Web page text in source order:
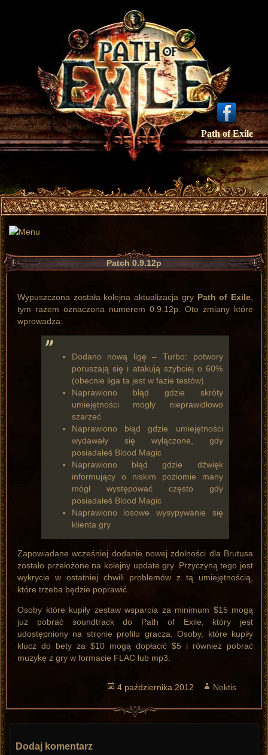
Path of Exile
Patch 0.9.12p
Wypuszczona została kolejna aktualizacja gry Path of Exile,
tym razem oznaczona numerem 0.9.12p. Oto zmiany które
wprowadza:
Dodano nową ligę – Turbo: potwory
poruszają się i atakują szybciej o 60%
(obecnie liga ta jest w fazie testów)
Naprawiono błąd gdzie skróty
umiejętności mogły nieprawidłowo
szarzeć
Naprawiono błąd gdzie umiejętności
wydawały się wyłączone, gdy
posiadałeś Blood Magic
Naprawiono błąd gdzie dźwięk
informujący o niskim poziomie many
mógł występować często gdy
posiadałeś Blood Magic
Naprawiono losowe wysypywanie się
klienta gry
Zapowiadane wcześniej dodanie nowej zdolności dla Brutusa
zostało przełożone na kolejny update gry. Przyczyną tego jest
wykrycie w ostatniej chwili problemów z tą umiejętnością,
które trzeba będzie poprawić.
Osoby które kupiły zestaw wsparcia za minimum $15 mogą
już pobrać soundtrack do Path of Exile, który jest
udostępniony na stronie profilu gracza. Osoby, które kupiły
klucz do bety za $10 mogą dopłacić $5 i również pobrać
muzykę z gry w formacie FLAC lub mp3.
Opublikowano
4 października 2012 Autor
Noktis
Dodaj komentarz